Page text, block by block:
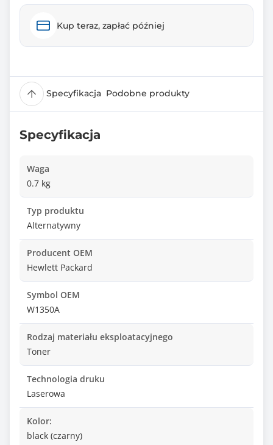
Kup teraz, zapłać później
Specyfikacja Podobne produkty
Specyfikacja
Waga
0.7 kg
Typ produktu
Alternatywny
Producent OEM
Hewlett Packard
Symbol OEM
W1350A
Rodzaj materiału eksploatacyjnego
Toner
Technologia druku
Laserowa
Kolor:
black (czarny)